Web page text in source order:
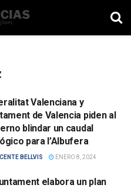
Valenciana y
de Valencia piden al
blindar un caudal
para l’Albufera
BELLVIS ENERO 8, 2024
elabora un plan